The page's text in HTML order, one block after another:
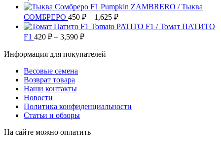
странице
товара.
цен:
300 ₽
–
2,585 ₽
Pumpkin ZAMBRERO / Тыква
СОМБРЕРО 450 ₽ – 1,625 ₽Диапазон
цен:
Tomato PATITO F1 / Томат ПАТИТО
F1 420 ₽ – 3,590 ₽Диапазон
420 ₽
Информация для покупателей
Весовые семена
Возврат товара
Наши контакты
Новости
Политика конфиденциальности
Статьи и обзоры
На сайте можно оплатить